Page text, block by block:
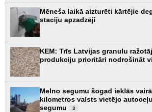
Mēneša laikā aizturēti kārtējie
staciju apzadzēji
KEM: Trīs Latvijas granulu
produkciju prioritāri nodrošināt
Melno segumu šogad ieklās
kilometros valsts vietējo
segumu
3